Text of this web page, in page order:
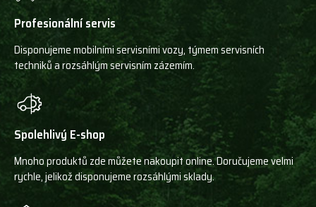
Profesionální servis
Disponujeme mobilními servisními vozy, týmem servisních
techniků a rozsáhlým servisním zázemím.
Spolehlivý E-shop
Mnoho produktů zde můžete nakoupit online. Doručujeme velmi
rychle, jelikož disponujeme rozsáhlými sklady.